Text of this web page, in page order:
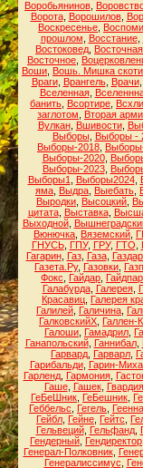
Воробьянинов
Ворота, Ворошилов,
Воскресенье
прошлом
Восстание,
Востоковед
Восточное
Воши Вошь. Мишка
Враги, Врангель, Врачи,
Вселенная,
банить Всортире
заглотом
Вторая
Вулкан, Вшивости,
Выборы, Выборы -
Выборы-2018
Выборы-2020,
Выборы-2023,
Выборы1
Выборы2024,
яма Выдра Выебать
Выродки Высоцкий
цитата, Выставка,
Выходной,
Вюнючка Вяземский
ГНУСЬ, ГПУ, ГРУ, ГТО
Гагарин, Газ, Газа,
Газета.Ру, Газовки
Фокс
Гайдар
Галабурда, Галерея,
Красавиц Галерея
Галилей Галичина
ГалковскийХ Галлен-
Галоши Гамадрил
Ганапольский, Ганнибал,
Гарвард Гарварл
Гарибальди, Гарин-
Гарленд, Гармония,
Гаше, Гашек, Гвардия
ГеБеШник ГеБешник
Геббельс
Гегель Геенна
Гейбл Гейне Гейтс
Гельвеций, Гельфанд,
Гендерный Гендиректор
Генерал-Полковник,
Генералиссимус